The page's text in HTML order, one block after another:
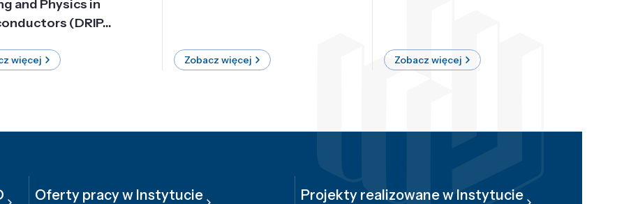
and Physics in
(DRIP...
więcej Zobacz więcej Zobacz więcej
Oferty pracy w Instytucie Projekty realizowane w Instytucie